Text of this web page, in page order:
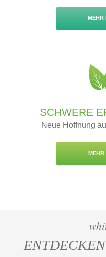
MEHR
SCHWERE
Neue Hoffnung
MEHR